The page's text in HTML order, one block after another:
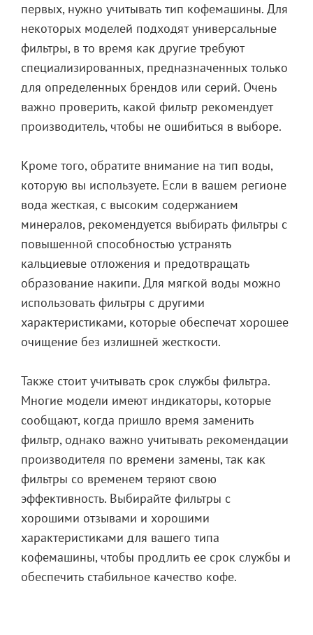
первых, нужно учитывать тип кофемашины. Для
некоторых моделей подходят универсальные
фильтры, в то время как другие требуют
специализированных, предназначенных только
для определенных брендов или серий. Очень
важно проверить, какой фильтр рекомендует
производитель, чтобы не ошибиться в выборе.
Кроме того, обратите внимание на тип воды,
которую вы используете. Если в вашем регионе
вода жесткая, с высоким содержанием
минералов, рекомендуется выбирать фильтры с
повышенной способностью устранять
кальциевые отложения и предотвращать
образование накипи. Для мягкой воды можно
использовать фильтры с другими
характеристиками, которые обеспечат хорошее
очищение без излишней жесткости.
Также стоит учитывать срок службы фильтра.
Многие модели имеют индикаторы, которые
сообщают, когда пришло время заменить
фильтр, однако важно учитывать рекомендации
производителя по времени замены, так как
фильтры со временем теряют свою
эффективность. Выбирайте фильтры с
хорошими отзывами и хорошими
характеристиками для вашего типа
кофемашины, чтобы продлить ее срок службы и
обеспечить стабильное качество кофе.